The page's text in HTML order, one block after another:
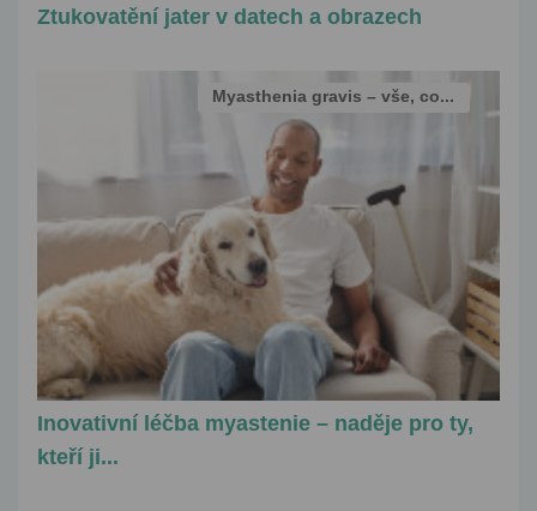
Ztukovatění jater v datech a obrazech
Inovativní léčba myastenie – naděje pro ty,
kteří ji...
Myasthenia gravis – vše, co...